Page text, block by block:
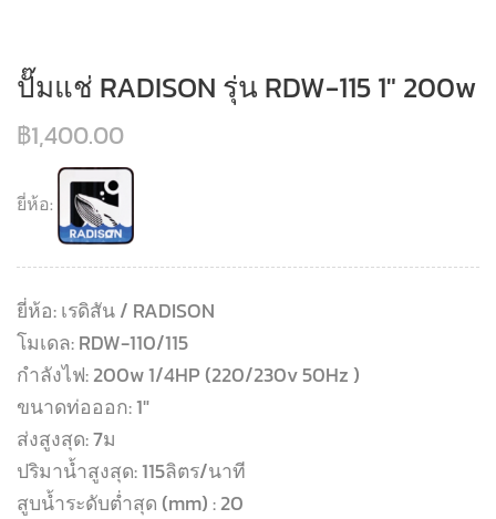
ปั๊มแช่ RADISON รุ่น RDW-115 1″ 200w
฿1,400.00
ยี่ห้อ:
ยี่ห้อ: เรดิสัน / RADISON
โมเดล: RDW-110/115
กำลังไฟ: 200w 1/4HP (220/230v 50Hz )
ขนาดท่อออก: 1″
ส่งสูงสุด: 7ม
ปริมาน้ำสูงสุด: 115ลิตร/นาที
สูบน้ำระดับต่ำสุด (mm) : 20